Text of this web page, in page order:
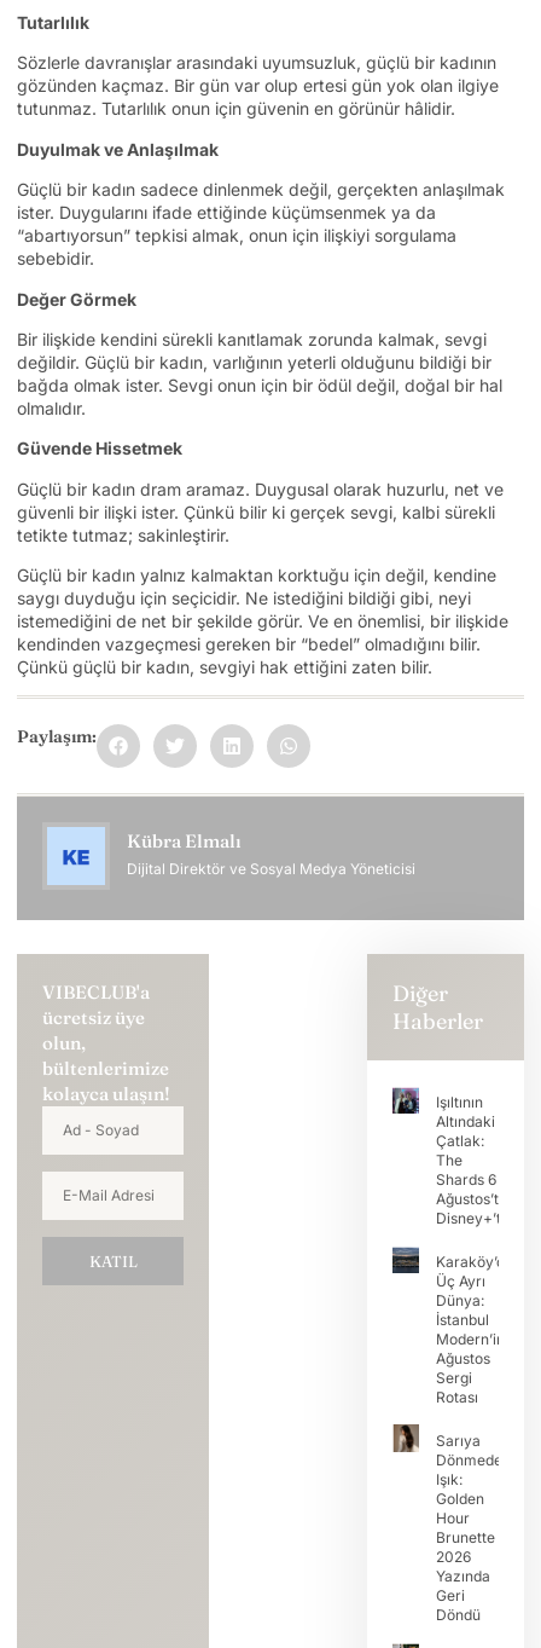
Tutarlılık
Sözlerle davranışlar arasındaki uyumsuzluk, güçlü bir kadının
gözünden kaçmaz. Bir gün var olup ertesi gün yok olan ilgiye
tutunmaz. Tutarlılık onun için güvenin en görünür hâlidir.
Duyulmak ve Anlaşılmak
Güçlü bir kadın sadece dinlenmek değil, gerçekten anlaşılmak
ister. Duygularını ifade ettiğinde küçümsenmek ya da
“abartıyorsun” tepkisi almak, onun için ilişkiyi sorgulama
sebebidir.
Değer Görmek
Bir ilişkide kendini sürekli kanıtlamak zorunda kalmak, sevgi
değildir. Güçlü bir kadın, varlığının yeterli olduğunu bildiği bir
bağda olmak ister. Sevgi onun için bir ödül değil, doğal bir hal
olmalıdır.
Güvende Hissetmek
Güçlü bir kadın dram aramaz. Duygusal olarak huzurlu, net ve
güvenli bir ilişki ister. Çünkü bilir ki gerçek sevgi, kalbi sürekli
tetikte tutmaz; sakinleştirir.
Güçlü bir kadın yalnız kalmaktan korktuğu için değil, kendine
saygı duyduğu için seçicidir. Ne istediğini bildiği gibi, neyi
istemediğini de net bir şekilde görür. Ve en önemlisi, bir ilişkide
kendinden vazgeçmesi gereken bir “bedel” olmadığını bilir.
Çünkü güçlü bir kadın, sevgiyi hak ettiğini zaten bilir.
Paylaşım:
Kübra Elmalı
Dijital Direktör ve Sosyal Medya Yöneticisi
VIBECLUB'a
ücretsiz üye
olun,
bültenlerimize
kolayca ulaşın!
KATIL
Diğer
Haberler
Işıltının
Altındaki
Çatlak:
The
Shards 6
Ağustos’ta
Disney+’ta
Karaköy’de
Üç Ayrı
Dünya:
İstanbul
Modern’in
Ağustos
Sergi
Rotası
Sarıya
Dönmeden
Işık:
Golden
Hour
Brunette
2026
Yazında
Geri
Döndü